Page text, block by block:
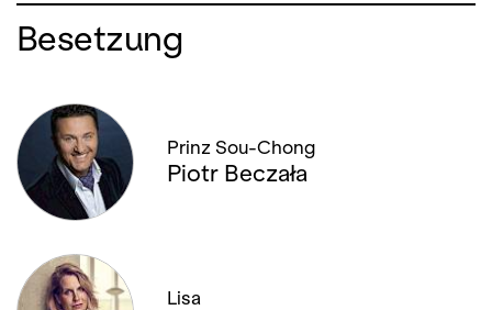
Besetzung
Prinz Sou-Chong
Piotr Beczała
Lisa